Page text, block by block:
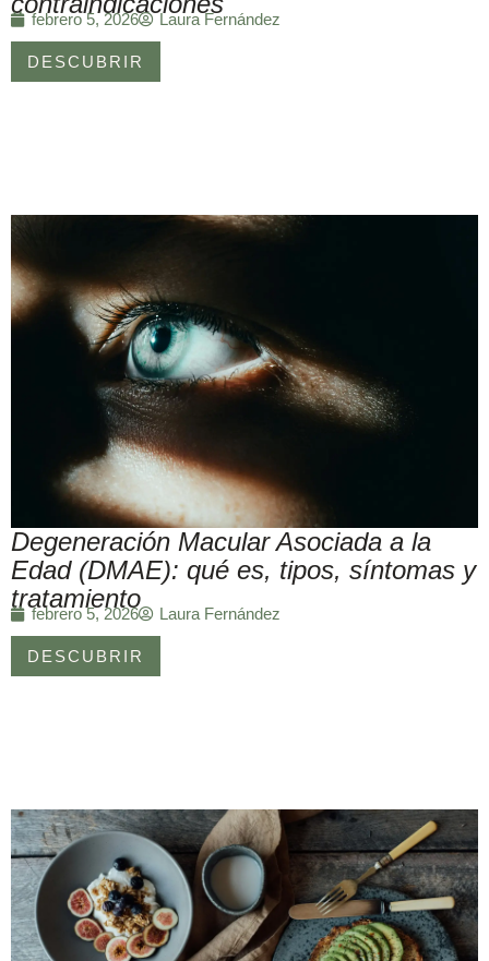
febrero 5, 2026 Laura Fernández
DESCUBRIR
Degeneración Macular Asociada a la
Edad (DMAE): qué es, tipos, síntomas y
tratamiento
febrero 5, 2026 Laura Fernández
DESCUBRIR